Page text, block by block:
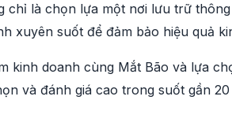
chỉ là chọn lựa một nơi lưu trữ
xuyên suốt để đảm bảo hiệu quả
kinh doanh cùng Mắt Bão và lựa
và đánh giá cao trong suốt gần 20